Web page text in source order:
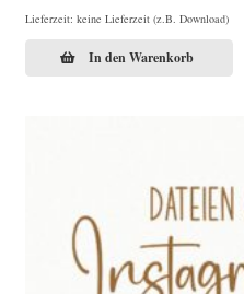
Lieferzeit: keine Lieferzeit (z.B. Download)
In den Warenkorb